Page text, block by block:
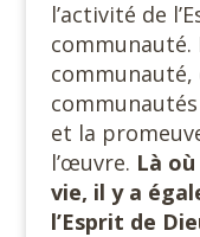
l’activité de
communauté.
communauté,
et la
l’œuvre. Là
vie, il y a
l’Esprit de